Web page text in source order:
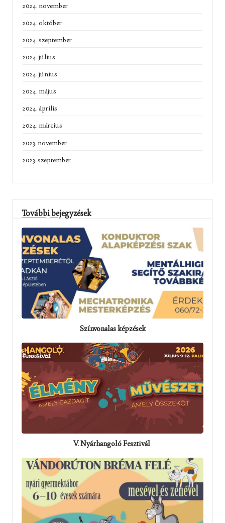
2024. november
2024. október
2024. szeptember
2024. július
2024. június
2024. május
2024. április
2024. március
2023. november
2023. szeptember
További bejegyzések
Színvonalas képzések
V. Nyárhangoló Fesztivál